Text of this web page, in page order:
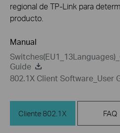
regional de TP-Link para
producto.
Manual
Guide
802.1X Client Software_User
Cliente 802.1X FAQ